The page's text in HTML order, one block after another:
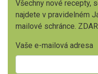
Všechny nové recepty,
najdete v pravidelném
mailové schránce.
Vaše e-mailová adresa